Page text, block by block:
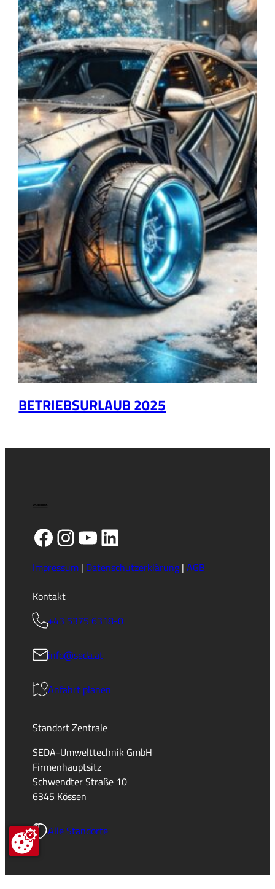
BETRIEBSURLAUB 2025
Facebook
Instagram
YouTube
LinkedIn
Impressum| Datenschutzerklärung| AGB
Kontakt
+43 5375 6318-0
info@seda.at
Anfahrt planen
Standort Zentrale
SEDA-Umwelttechnik GmbH
Firmenhauptsitz
Schwendter Straße 10
6345 Kössen
Alle Standorte